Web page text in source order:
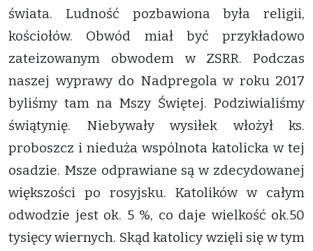
świata. Ludność pozbawiona była religii,
kościołów. Obwód miał być przykładowo
zateizowanym obwodem w ZSRR. Podczas
naszej wyprawy do Nadpregola w roku 2017
byliśmy tam na Mszy Świętej. Podziwialiśmy
świątynię. Niebywały wysiłek włożył ks.
proboszcz i nieduża wspólnota katolicka w tej
osadzie. Msze odprawiane są w zdecydowanej
większości po rosyjsku. Katolików w całym
odwodzie jest ok. 5 %, co daje wielkość ok.50
tysięcy wiernych. Skąd katolicy wzięli się w tym